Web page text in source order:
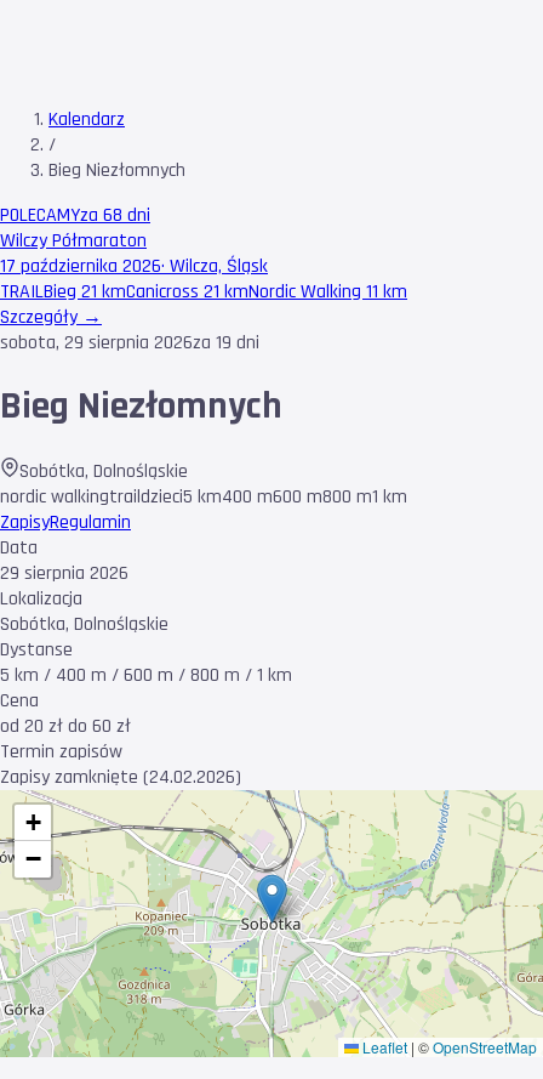
Kalendarz
/
Bieg Niezłomnych
POLECAMYza 68 dni
Wilczy Półmaraton
17 października 2026· Wilcza, Śląsk
TRAILBieg 21 kmCanicross 21 kmNordic Walking 11 km
Szczegóły →
sobota, 29 sierpnia 2026za 19 dni
Bieg Niezłomnych
Sobótka, Dolnośląskie
nordic walkingtraildzieci5 km400 m600 m800 m1 km
ZapisyRegulamin
Data
29 sierpnia 2026
Lokalizacja
Sobótka, Dolnośląskie
Dystanse
5 km / 400 m / 600 m / 800 m / 1 km
Cena
od 20 zł do 60 zł
Termin zapisów
Zapisy zamknięte (24.02.2026)
+
−
Leaflet | ©OpenStreetMap